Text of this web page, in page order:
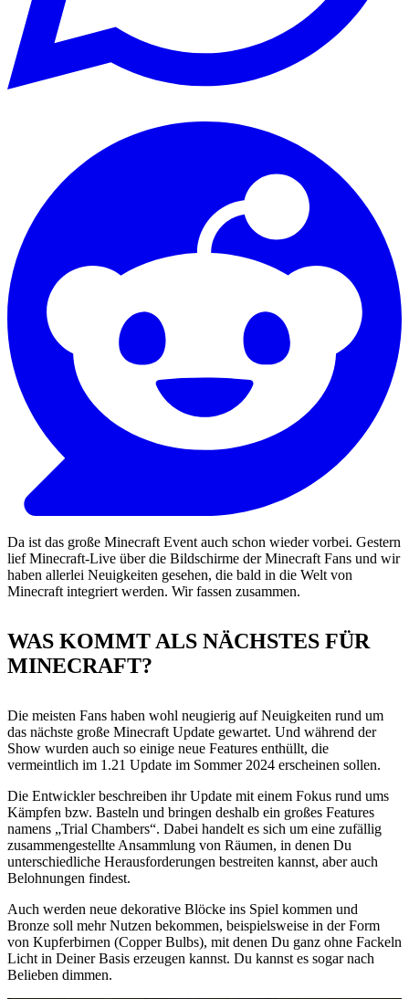
Da ist das große Minecraft Event auch schon wieder vorbei. Gestern
lief Minecraft-Live über die Bildschirme der Minecraft Fans und wir
haben allerlei Neuigkeiten gesehen, die bald in die Welt von
Minecraft integriert werden. Wir fassen zusammen.
WAS KOMMT ALS NÄCHSTES FÜR
MINECRAFT?
Die meisten Fans haben wohl neugierig auf Neuigkeiten rund um
das nächste große Minecraft Update gewartet. Und während der
Show wurden auch so einige neue Features enthüllt, die
vermeintlich im 1.21 Update im Sommer 2024 erscheinen sollen.
Die Entwickler beschreiben ihr Update mit einem Fokus rund ums
Kämpfen bzw. Basteln und bringen deshalb ein großes Features
namens „Trial Chambers“. Dabei handelt es sich um eine zufällig
zusammengestellte Ansammlung von Räumen, in denen Du
unterschiedliche Herausforderungen bestreiten kannst, aber auch
Belohnungen findest.
Auch werden neue dekorative Blöcke ins Spiel kommen und
Bronze soll mehr Nutzen bekommen, beispielsweise in der Form
von Kupferbirnen (Copper Bulbs), mit denen Du ganz ohne Fackeln
Licht in Deiner Basis erzeugen kannst. Du kannst es sogar nach
Belieben dimmen.